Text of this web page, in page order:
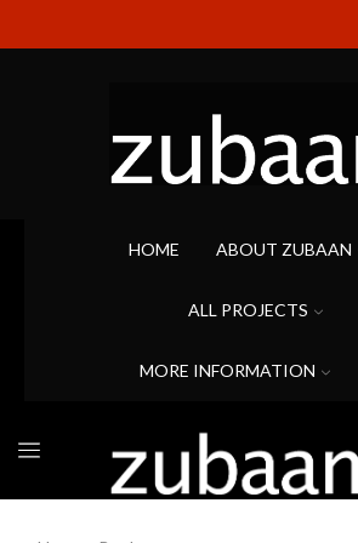
HOME ABOUT ZUBAAN
ALL PROJECTS
MORE INFORMATION